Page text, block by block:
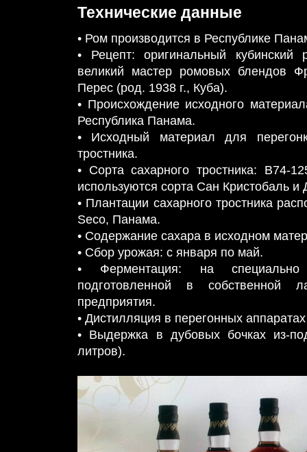
Технические данные
• Ром производится в Республике
• Рецепт: оригинальный кубинский
великий мастер ромовых блендов
Перес (род. 1938 г., Куба).
• Происхождение исходного
Республика Панама.
• Исходный материал для
тростника.
• Сорта сахарного тростника: B74-
используются сорта Сан Кристобаль и
• Плантации сахарного тростника
Seco, Панама.
• Содержание сахара в исходном
• Сбор урожая: с января по май.
• Ферментация: на специально
подготовленной в собственной
предприятия.
• Дистилляция в перегонных
• Выдержка в дубовых бочках из-
литров).